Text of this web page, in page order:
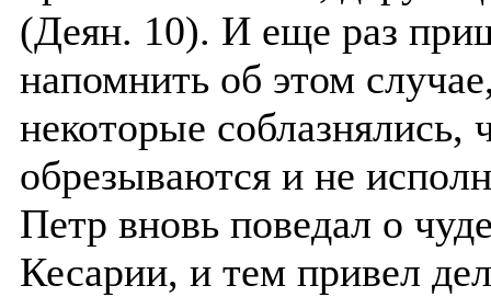
(Деян. 10). И еще раз
напомнить об этом
некоторые
обрезываются и не
Петр вновь поведал о
Кесарии, и тем привел